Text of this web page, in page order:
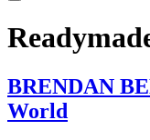
BRENDAN
World